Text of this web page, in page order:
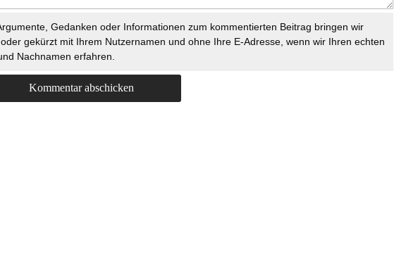
Gedanken oder Informationen zum kommentierten Beitrag bringen wir
gekürzt mit Ihrem Nutzernamen und ohne Ihre E-Adresse, wenn wir Ihren echten
Nachnamen erfahren.